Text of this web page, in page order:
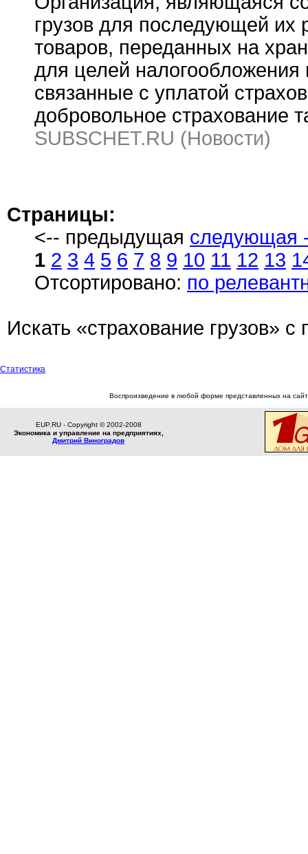
грузов для последующей их
товаров, переданных на
для целей
связанные с уплатой
добровольное страхование
SUBSCHET.RU (Новости)
Страницы:
<-- предыдущая следующая
1 2 3 4 5 6 7 8 9 10 11 12 13
Отсортировано: по
Искать «страхование грузов»
Статистика
Воспроизведение в любой форме представленных на
EUP.RU - Copyright © 2002-2008
Экономика и управление на предприятиях,
Дмитрий Виноградов